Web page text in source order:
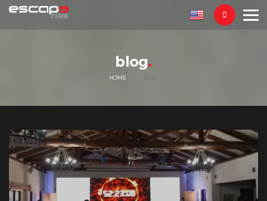
blog
HOME